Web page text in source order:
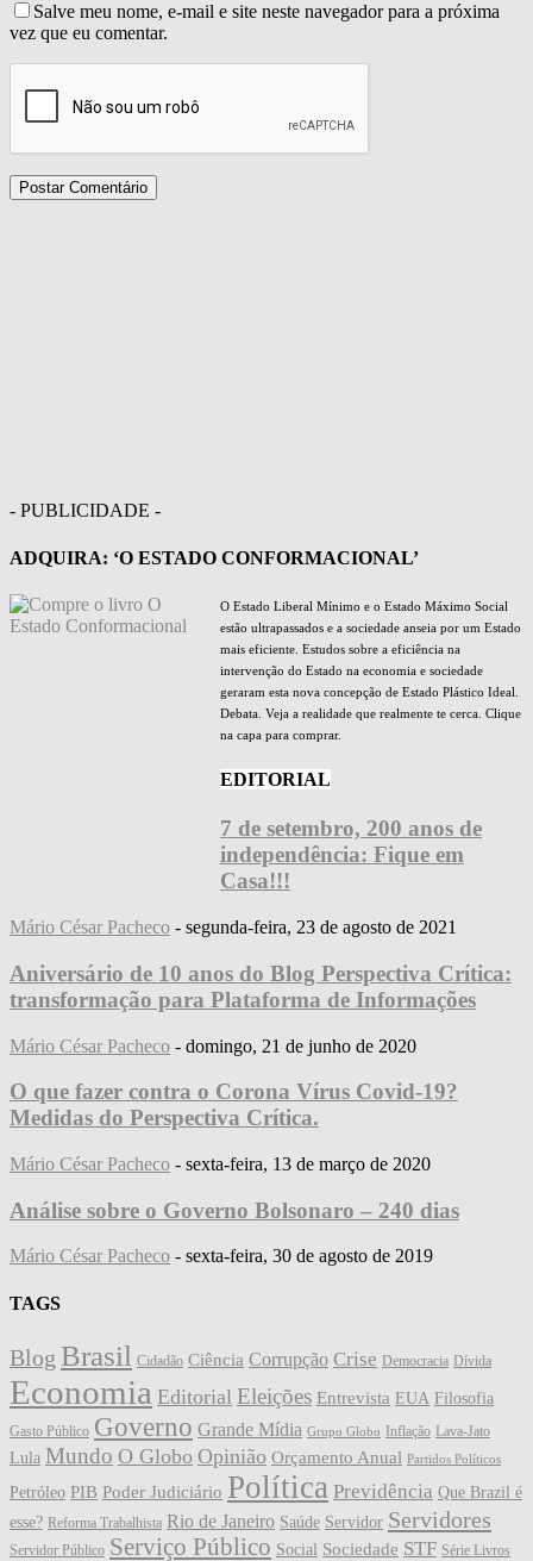
Salve meu nome, e-mail e site neste navegador para a próxima
vez que eu comentar.
- PUBLICIDADE -
ADQUIRA: ‘O ESTADO CONFORMACIONAL’
O Estado Liberal Mínimo e o Estado Máximo Social
estão ultrapassados e a sociedade anseia por um Estado
mais eficiente. Estudos sobre a eficiência na
intervenção do Estado na economia e sociedade
geraram esta nova concepção de Estado Plástico Ideal.
Debata. Veja a realidade que realmente te cerca. Clique
na capa para comprar.
EDITORIAL
7 de setembro, 200 anos de
independência: Fique em
Casa!!!
Mário César Pacheco - segunda-feira, 23 de agosto de 2021
Aniversário de 10 anos do Blog Perspectiva Crítica:
transformação para Plataforma de Informações
Mário César Pacheco - domingo, 21 de junho de 2020
O que fazer contra o Corona Vírus Covid-19?
Medidas do Perspectiva Crítica.
Mário César Pacheco - sexta-feira, 13 de março de 2020
Análise sobre o Governo Bolsonaro – 240 dias
Mário César Pacheco - sexta-feira, 30 de agosto de 2019
TAGS
Blog Brasil Cidadão Ciência Corrupção Crise Democracia Dívida
Economia Editorial Eleições Entrevista EUA Filosofia
Gasto Público Governo Grande Mídia Grupo Globo Inflação Lava-Jato
Lula Mundo O Globo Opinião Orçamento Anual Partidos Políticos
Petróleo PIB Poder Judiciário Política Previdência Que Brazil é
esse? Reforma Trabalhista Rio de Janeiro Saúde Servidor Servidores
Servidor Público Serviço Público Social Sociedade STF Série Livros